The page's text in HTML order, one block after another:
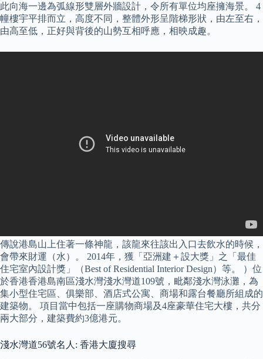
此向海一邊為弧線形雙層外牆設計，令所有單位均座擁海景。 4
幢樓宇平排而立，高度不同，整體外形呈階梯形狀，由左至右，
由高至低，正好與背後的山勢互相呼應，相映成趣。
傳說港島山上住著一條神龍，該龍來往該出入口去飲水的時候，
會帶來財運（水）。 2014年，獲「亞洲建＋設大獎」之「最佳
住宅室內設計獎」（Best of Residential Interior Design）等。 ）位
於香港香港島南區淺水灣淺水灣道109號，毗鄰淺水灣泳灘，為
集小型住宅區、俱樂部、酒店式公寓、商場和露台餐廳所組成的
建築物。 項目當中包括一座購物商場及4座豪華住宅大樓，共分
兩大部分，建築費約3億港元。
淺水灣道56號名人: 香港大廈搜尋